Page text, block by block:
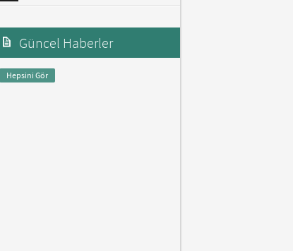
Güncel Haberler
Hepsini Gör